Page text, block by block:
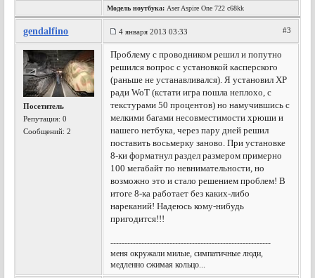
Модель ноутбука: Aser Aspire One 722 c68kk
gendalfino 4 января 2013 03:33 #3
Посетитель
Репутация:0
Сообщений: 2
Проблему с проводником решил и попутно
решился вопрос с установкой касперского
(раньше не устанавливался). Я установил ХР
ради WoT (кстати игра пошла неплохо, с
текстурами 50 процентов) но намучившись с
мелкими багами несовместимости хрюши и
нашего нетбука, через пару дней решил
поставить восьмерку заново. При установке
8-ки форматнул раздел размером примерно
100 мегабайт по невнимательности, но
возможно это и стало решением проблем! В
итоге 8-ка работает без каких-либо
нареканий! Надеюсь кому-нибудь
пригодится!!!
---------------------------------------------------------
меня окружали милые, симпатичные люди,
медленно сжимая кольцо...